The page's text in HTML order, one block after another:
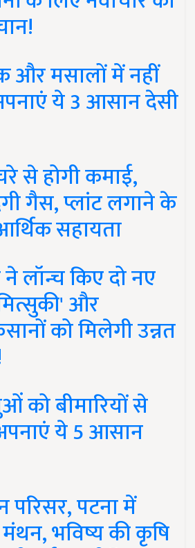
और मसालों में नहीं
ये 3 आसान देसी
से होगी कमाई,
गैस, प्लांट लगाने के
सहायता
लॉन्च किए दो नए
और
को मिलेगी उन्नत
को बीमारियों से
ये 5 आसान
पटना में
मंथन, भविष्य की कृषि